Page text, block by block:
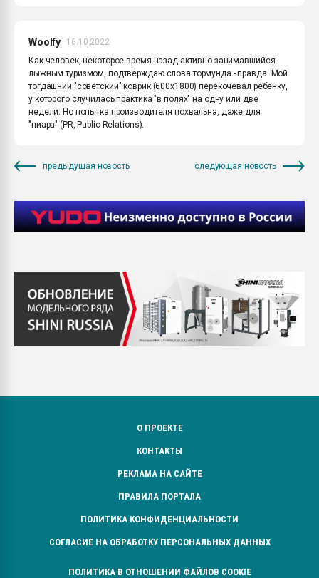
Woolfy
16.10.2022
Как человек, некоторое время назад активно занимавшийся
лыжным туризмом, подтверждаю слова тормунда - правда. Мой
тогдашний "советский" коврик (600х1800) перекочевал ребёнку,
у которого случилась практика "в полях" на одну или две
недели. Но попытка производителя похвальна, даже для
"пиара" (PR, Public Relations).
предыдущая новость следующая новость
О ПРОЕКТЕ
КОНТАКТЫ
РЕКЛАМА НА САЙТЕ
ПРАВИЛА ПОРТАЛА
ПОЛИТИКА КОНФИДЕНЦИАЛЬНОСТИ
СОГЛАСИЕ НА ОБРАБОТКУ ПЕРСОНАЛЬНЫХ ДАННЫХ
ПОЛИТИКА В ОТНОШЕНИИ ФАЙЛОВ COOKIE